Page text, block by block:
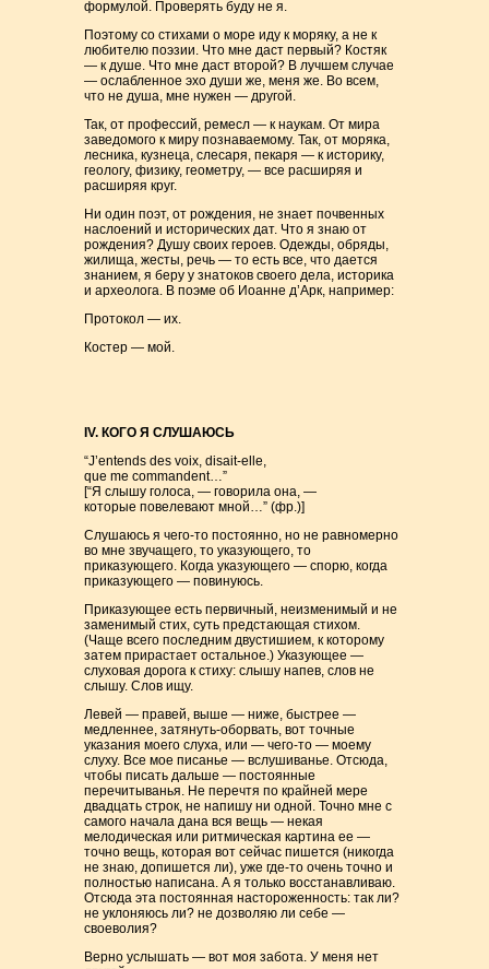
формулой. Проверять буду не я.
Поэтому со стихами о море иду к моряку, а не к
любителю поэзии. Что мне даст первый? Костяк
— к душе. Что мне даст второй? В лучшем случае
— ослабленное эхо души же, меня же. Во всем,
что не душа, мне нужен — другой.
Так, от профессий, ремесл — к наукам. От мира
заведомого к миру познаваемому. Так, от моряка,
лесника, кузнеца, слесаря, пекаря — к историку,
геологу, физику, геометру, — все расширяя и
расширяя круг.
Ни один поэт, от рождения, не знает почвенных
наслоений и исторических дат. Что я знаю от
рождения? Душу своих героев. Одежды, обряды,
жилища, жесты, речь — то есть все, что дается
знанием, я беру у знатоков своего дела, историка
и археолога. В поэме об Иоанне д’Арк, например:
Протокол — их.
Костер — мой.
IV. КОГО Я СЛУШАЮСЬ
“J’entends des voix, disait-elle,
que me commandent…”
[“Я слышу голоса, — говорила она, —
которые повелевают мной…” (фр.)]
Слушаюсь я чего-то постоянно, но не равномерно
во мне звучащего, то указующего, то
приказующего. Когда указующего — спорю, когда
приказующего — повинуюсь.
Приказующее есть первичный, неизменимый и не
заменимый стих, суть предстающая стихом.
(Чаще всего последним двустишием, к которому
затем прирастает остальное.) Указующее —
слуховая дорога к стиху: слышу напев, слов не
слышу. Слов ищу.
Левей — правей, выше — ниже, быстрее —
медленнее, затянуть-оборвать, вот точные
указания моего слуха, или — чего-то — моему
слуху. Все мое писанье — вслушиванье. Отсюда,
чтобы писать дальше — постоянные
перечитыванья. Не перечтя по крайней мере
двадцать строк, не напишу ни одной. Точно мне с
самого начала дана вся вещь — некая
мелодическая или ритмическая картина ее —
точно вещь, которая вот сейчас пишется (никогда
не знаю, допишется ли), уже где-то очень точно и
полностью написана. А я только восстанавливаю.
Отсюда эта постоянная настороженность: так ли?
не уклоняюсь ли? не дозволяю ли себе —
своеволия?
Верно услышать — вот моя забота. У меня нет